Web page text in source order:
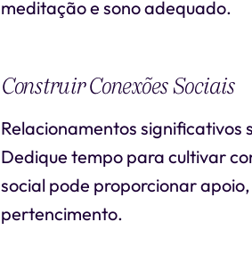
meditação e sono adequado.
Construir Conexões Sociais
Relacionamentos significativos
Dedique tempo para cultivar
social pode proporcionar
pertencimento.